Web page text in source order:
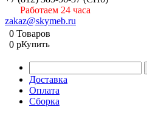
Работаем 24 часа
zakaz@skymeb.ru
0 Товаров
0 pКупить
Доставка
Оплата
Сборка